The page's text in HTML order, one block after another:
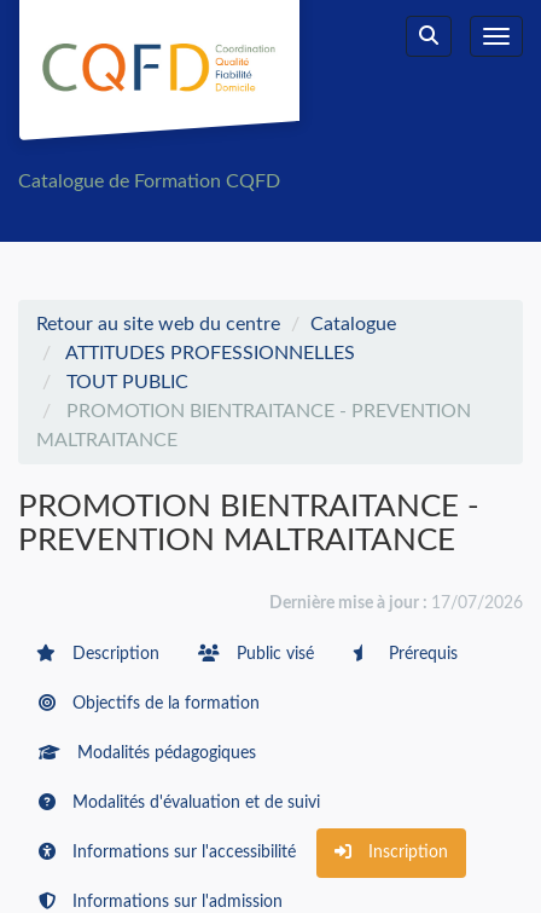
Rechercher
Catalogue de Formation CQFD
Retour au site web du centre
Catalogue
ATTITUDES PROFESSIONNELLES
TOUT PUBLIC
PROMOTION BIENTRAITANCE - PREVENTION
MALTRAITANCE
PROMOTION BIENTRAITANCE -
PREVENTION MALTRAITANCE
Dernière mise à jour : 17/07/2026
Description Public visé Prérequis
Objectifs de la formation
Modalités pédagogiques
Modalités d'évaluation et de suivi
Informations sur l'accessibilité Inscription
Informations sur l'admission